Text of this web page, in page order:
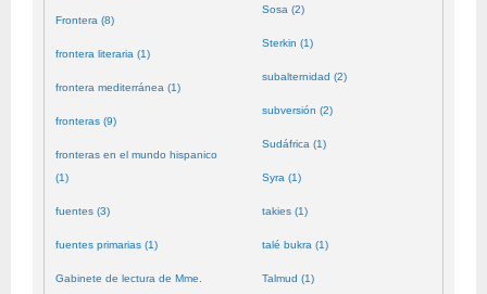
Frontera (8)
frontera literaria (1)
frontera mediterránea (1)
fronteras (9)
fronteras en el mundo hispanico
(1)
fuentes (3)
fuentes primarias (1)
Gabinete de lectura de Mme.
Sosa (2)
Sterkin (1)
subalternidad (2)
subversión (2)
Sudáfrica (1)
Syra (1)
takies (1)
talé bukra (1)
Talmud (1)